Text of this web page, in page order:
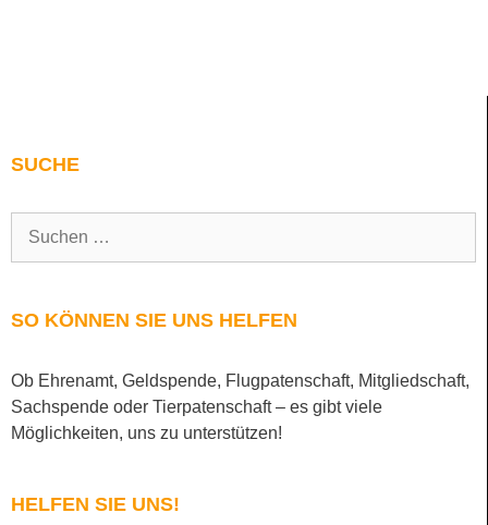
SUCHE
SO KÖNNEN SIE UNS HELFEN
Ob Ehrenamt, Geldspende, Flugpatenschaft, Mitgliedschaft,
Sachspende oder Tierpatenschaft – es gibt viele
Möglichkeiten, uns zu unterstützen!
HELFEN SIE UNS!